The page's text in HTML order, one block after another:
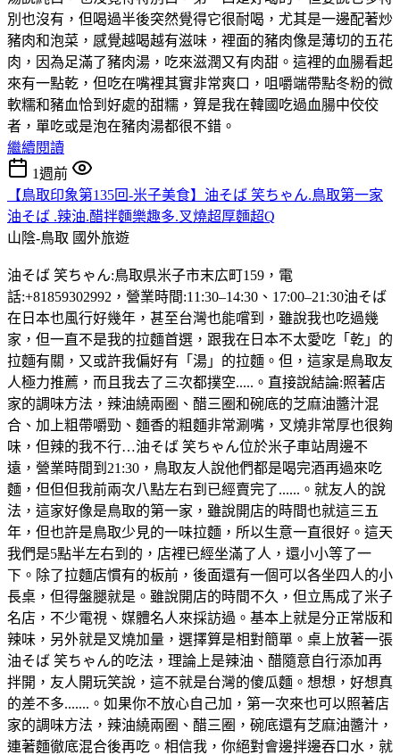
別也沒有，但喝過半後突然覺得它很耐喝，尤其是一邊配著炒
豬肉和泡菜，感覺越喝越有滋味，裡面的豬肉像是薄切的五花
肉，因為足滿了豬肉湯，吃來滋潤又有肉甜。這裡的血腸看起
來有一點乾，但吃在嘴裡其實非常爽口，咀嚼端帶點冬粉的微
軟糯和豬血恰到好處的甜糯，算是我在韓國吃過血腸中佼佼
者，單吃或是泡在豬肉湯都很不錯。
繼續閱讀
1週前
【鳥取印象第135回-米子美食】油そば 笑ちゃん.鳥取第一家
油そば .辣油.醋拌麵樂趣多.叉燒超厚麵超Q
山陰-鳥取 國外旅遊
油そば 笑ちゃん:鳥取県米子市末広町159，電
話:+81859302992，營業時間:11:30–14:30、17:00–21:30油そば
在日本也風行好幾年，甚至台灣也能嚐到，雖說我也吃過幾
家，但一直不是我的拉麵首選，跟我在日本不太愛吃「乾」的
拉麵有關，又或許我偏好有「湯」的拉麵。但，這家是鳥取友
人極力推薦，而且我去了三次都撲空.....。直接說結論:照著店
家的調味方法，辣油繞兩圈、醋三圈和碗底的芝麻油醬汁混
合、加上粗帶嚼勁、麵香的粗麵非常涮嘴，叉燒非常厚也很夠
味，但辣的我不行…油そば 笑ちゃん位於米子車站周邊不
遠，營業時間到21:30，鳥取友人說他們都是喝完酒再過來吃
麵，但但但我前兩次八點左右到已經賣完了......。就友人的說
法，這家好像是鳥取的第一家，雖說開店的時間也就這三五
年，但也許是鳥取少見的一味拉麵，所以生意一直很好。這天
我們是5點半左右到的，店裡已經坐滿了人，還小小等了一
下。除了拉麵店慣有的板前，後面還有一個可以各坐四人的小
長桌，但得盤腿就是。雖說開店的時間不久，但立馬成了米子
名店，不少電視、媒體名人來採訪過。基本上就是分正常版和
辣味，另外就是叉燒加量，選擇算是相對簡單。桌上放著一張
油そば 笑ちゃん的吃法，理論上是辣油、醋隨意自行添加再
拌開，友人開玩笑說，這不就是台灣的傻瓜麵。想想，好想真
的差不多.......。如果你不放心自己加，第一次來也可以照著店
家的調味方法，辣油繞兩圈、醋三圈，碗底還有芝麻油醬汁，
連著麵徹底混合後再吃。相信我，你絕對會邊拌邊吞口水，就